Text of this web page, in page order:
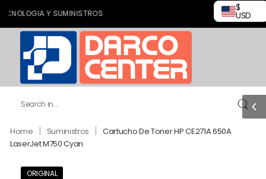
Y SUMINISTROS
$
USD
Home | Suministros | Cartucho De Toner HP CE271A 650A
LaserJet M750 Cyan
ORIGINAL